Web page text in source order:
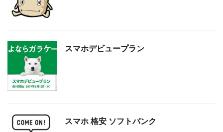
スマホデビュープラン
スマホ 格安 ソフトバンク